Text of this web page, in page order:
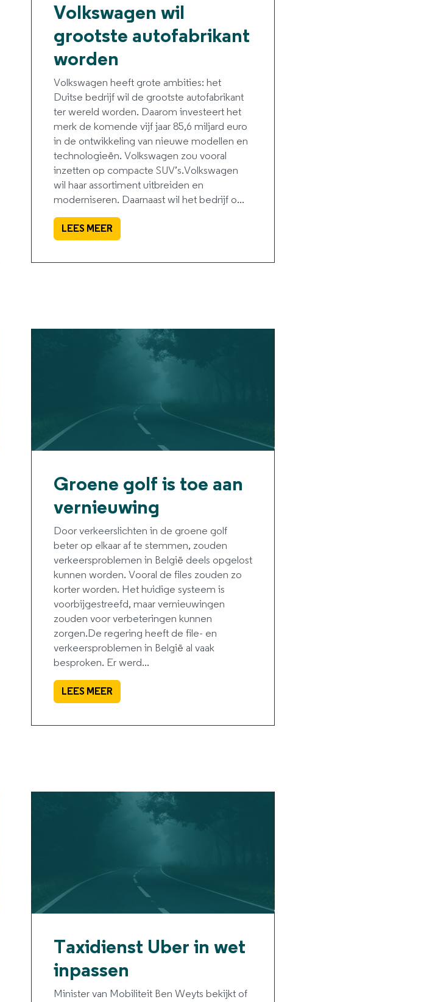
Volkswagen wil
grootste autofabrikant
worden
Volkswagen heeft grote ambities: het
Duitse bedrijf wil de grootste autofabrikant
ter wereld worden. Daarom investeert het
merk de komende vijf jaar 85,6 miljard euro
in de ontwikkeling van nieuwe modellen en
technologieën. Volkswagen zou vooral
inzetten op compacte SUV’s.Volkswagen
wil haar assortiment uitbreiden en
moderniseren. Daarnaast wil het bedrijf o...
LEES MEER
Groene golf is toe aan
vernieuwing
Door verkeerslichten in de groene golf
beter op elkaar af te stemmen, zouden
verkeersproblemen in België deels opgelost
kunnen worden. Vooral de files zouden zo
korter worden. Het huidige systeem is
voorbijgestreefd, maar vernieuwingen
zouden voor verbeteringen kunnen
zorgen.De regering heeft de file- en
verkeersproblemen in België al vaak
besproken. Er werd...
LEES MEER
Taxidienst Uber in wet
inpassen
Minister van Mobiliteit Ben Weyts bekijkt of